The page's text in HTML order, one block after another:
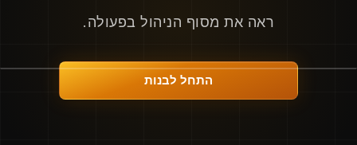
ראה את מסוף הניהול בפעולה.
התחל לבנות